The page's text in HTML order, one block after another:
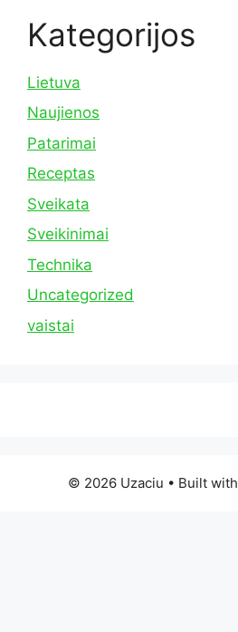
Kategorijos
Lietuva
Naujienos
Patarimai
Receptas
Sveikata
Sveikinimai
Technika
Uncategorized
vaistai
© 2026 Uzaciu • Built with